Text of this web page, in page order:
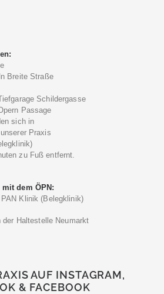
Breite Straße
Schildergasse
Passage
sich in
Praxis
zu Fuß entfernt.
dem ÖPN:
Klinik (Belegklinik)
Haltestelle Neumarkt
AUF INSTAGRAM,
& FACEBOOK